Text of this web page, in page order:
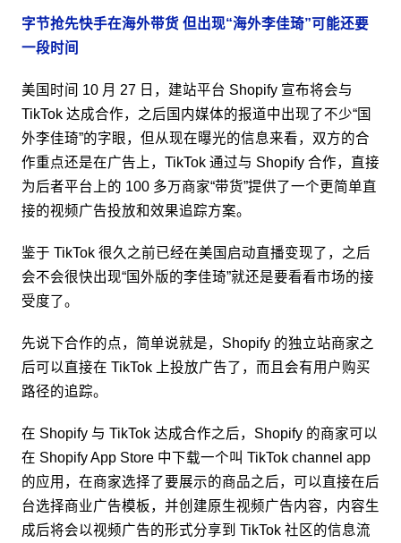
字节抢先快手在海外带货 但出现“海外李佳琦”可能还要
一段时间
美国时间 10 月 27 日，建站平台 Shopify 宣布将会与
TikTok 达成合作，之后国内媒体的报道中出现了不少“国
外李佳琦”的字眼，但从现在曝光的信息来看，双方的合
作重点还是在广告上，TikTok 通过与 Shopify 合作，直接
为后者平台上的 100 多万商家“带货”提供了一个更简单直
接的视频广告投放和效果追踪方案。
鉴于 TikTok 很久之前已经在美国启动直播变现了，之后
会不会很快出现“国外版的李佳琦”就还是要看看市场的接
受度了。
先说下合作的点，简单说就是，Shopify 的独立站商家之
后可以直接在 TikTok 上投放广告了，而且会有用户购买
路径的追踪。
在 Shopify 与 TikTok 达成合作之后，Shopify 的商家可以
在 Shopify App Store 中下载一个叫 TikTok channel app
的应用，在商家选择了要展示的商品之后，可以直接在后
台选择商业广告模板，并创建原生视频广告内容，内容生
成后将会以视频广告的形式分享到 TikTok 社区的信息流